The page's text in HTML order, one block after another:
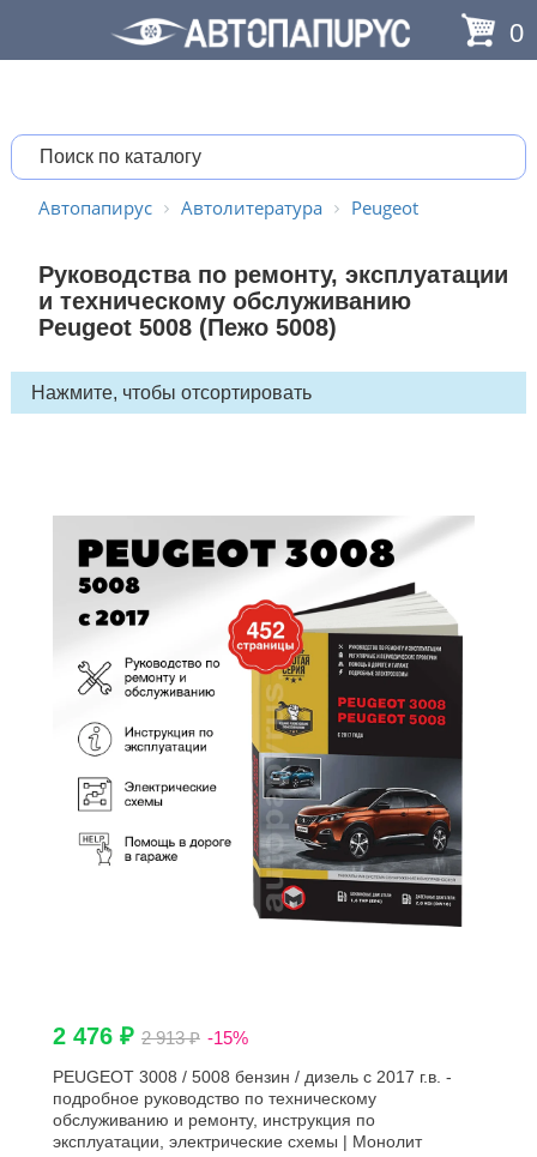
0
Автопапирус Автолитература Peugeot
Руководства по ремонту, эксплуатации
и техническому обслуживанию
Peugeot 5008 (Пежо 5008)
2 476 ₽ 2 913 ₽ -15%
PEUGEOT 3008 / 5008 бензин / дизель с 2017 г.в. -
подробное руководство по техническому
обслуживанию и ремонту, инструкция по
эксплуатации, электрические схемы | Монолит